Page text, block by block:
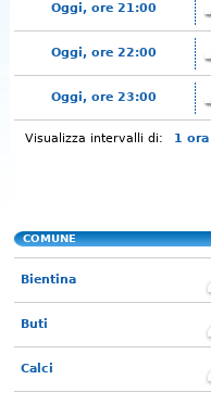
Oggi, ore 21:00
Oggi, ore 22:00
Oggi, ore 23:00
Visualizza intervalli di: 1 ora
COMUNE
Bientina
Buti
Calci